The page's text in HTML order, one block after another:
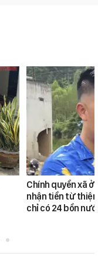
Chính quyền xã ở
nhận tiền từ thiện
chỉ có 24 bồn